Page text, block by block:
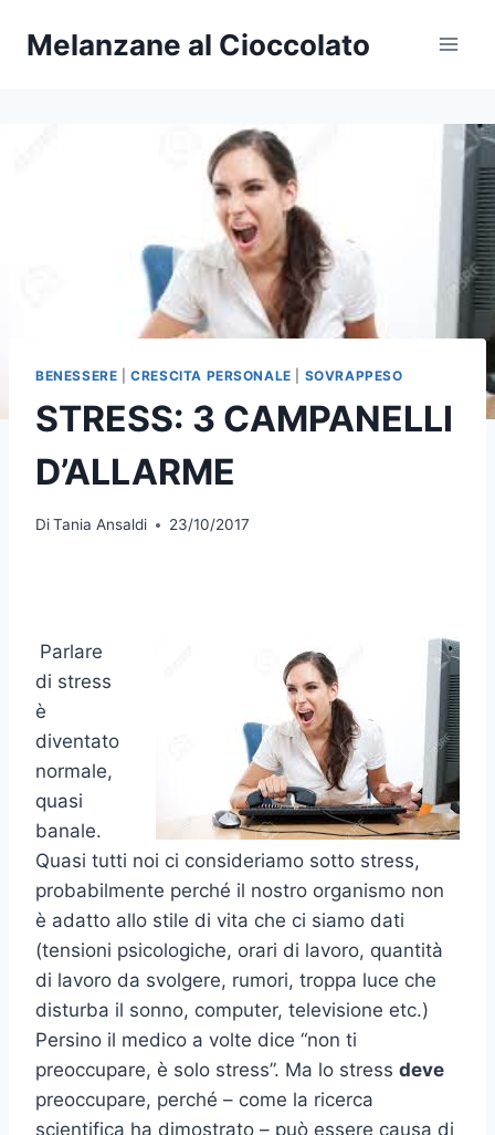
Melanzane al Cioccolato
BENESSERE |CRESCITA PERSONALE SOVRAPPESO
STRESS: 3 CAMPANELLI
D’ALLARME
DiTania Ansaldi 23/10/2017
Parlare
di stress
è
diventato
normale,
quasi
banale.
Quasi tutti noi ci consideriamo sotto stress,
probabilmente perché il nostro organismo non
è adatto allo stile di vita che ci siamo dati
(tensioni psicologiche, orari di lavoro, quantità
di lavoro da svolgere, rumori, troppa luce che
disturba il sonno, computer, televisione etc.)
Persino il medico a volte dice “non ti
preoccupare, è solo stress”. Ma lo stress deve
preoccupare, perché – come la ricerca
scientifica ha dimostrato – può essere causa di